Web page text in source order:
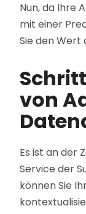
Nun, da Ihre
mit einer
Sie den Wert
von
Es ist an der
Service der
können Sie